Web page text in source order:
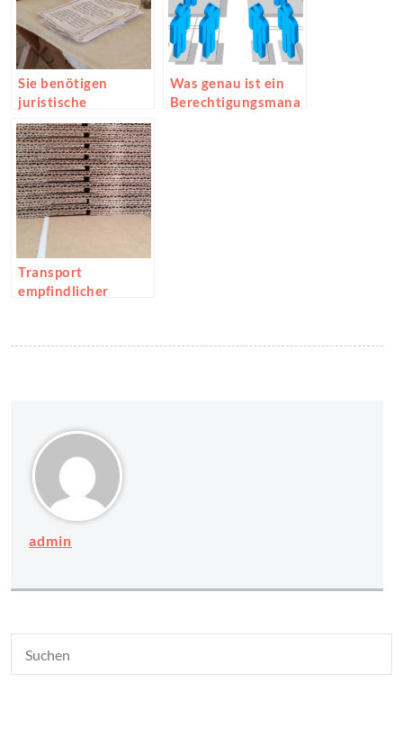
Sie benötigen
juristische
Unterstützung?
Was genau ist ein
Berechtigungsmana
Transport
empfindlicher
admin